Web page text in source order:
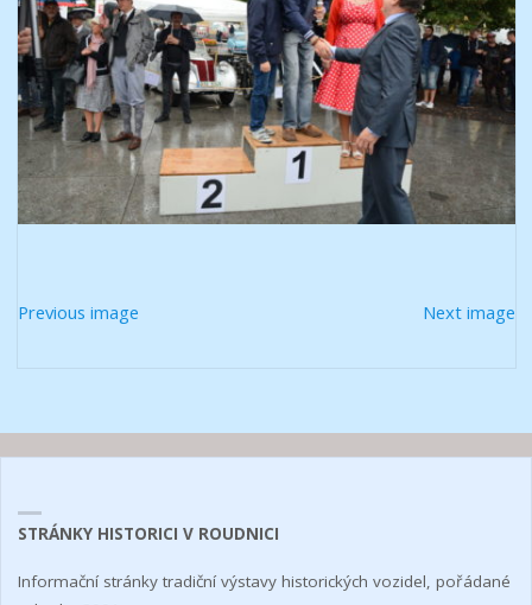
Previous image Next image
STRÁNKY HISTORICI V ROUDNICI
Informační stránky tradiční výstavy historických vozidel, pořádané